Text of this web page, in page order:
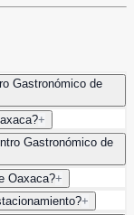
Gastronómico de
+
Gastronómico de
Oaxaca?+
+